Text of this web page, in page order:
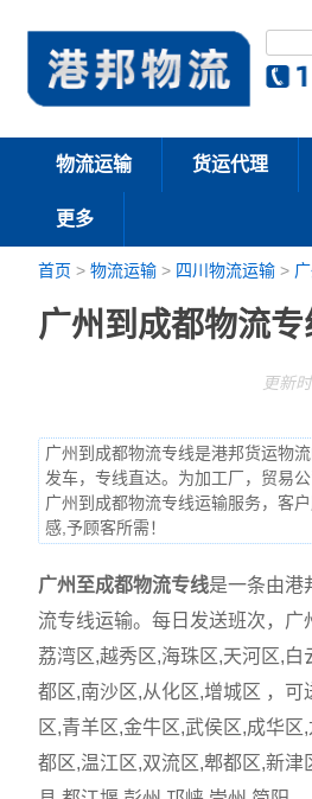
物流运输 货运代理
更多
首页 >物流运输 > 四川物流运输 >
广州到成都物流专
更新
广州到成都物流专线是港邦货运物
发车，专线直达。为加工厂，贸易
广州到成都物流专线运输服务，客
感,予顾客所需！
广州至成都物流专线是一条由港
流专线运输。每日发送班次，广
荔湾区,越秀区,海珠区,天河区,白
都区,南沙区,从化区,增城区 ，可
区,青羊区,金牛区,武侯区,成华
都区,温江区,双流区,郫都区,新津